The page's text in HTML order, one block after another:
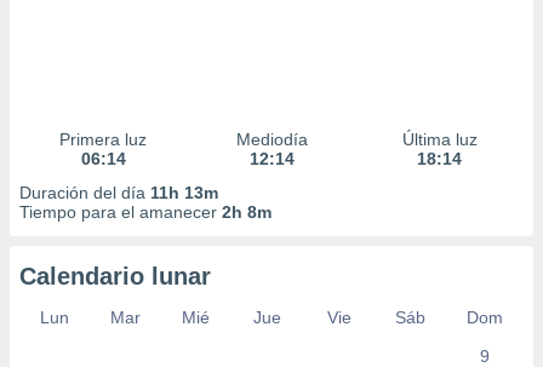
Primera luz
06:14
Mediodía
12:14
Última luz
18:14
Duración del día 11h 13m
Tiempo para el amanecer 2h 8m
Calendario lunar
Lun Mar Mié Jue Vie Sáb
Dom
9